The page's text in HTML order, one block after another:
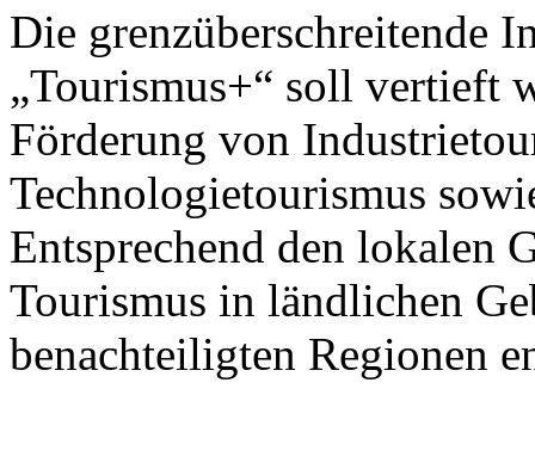
Die grenzüberschreitende
„Tourismus+“ soll vertieft
Förderung von
Technologietourismus
Entsprechend den lokalen
Tourismus in ländlichen
benachteiligten Regionen